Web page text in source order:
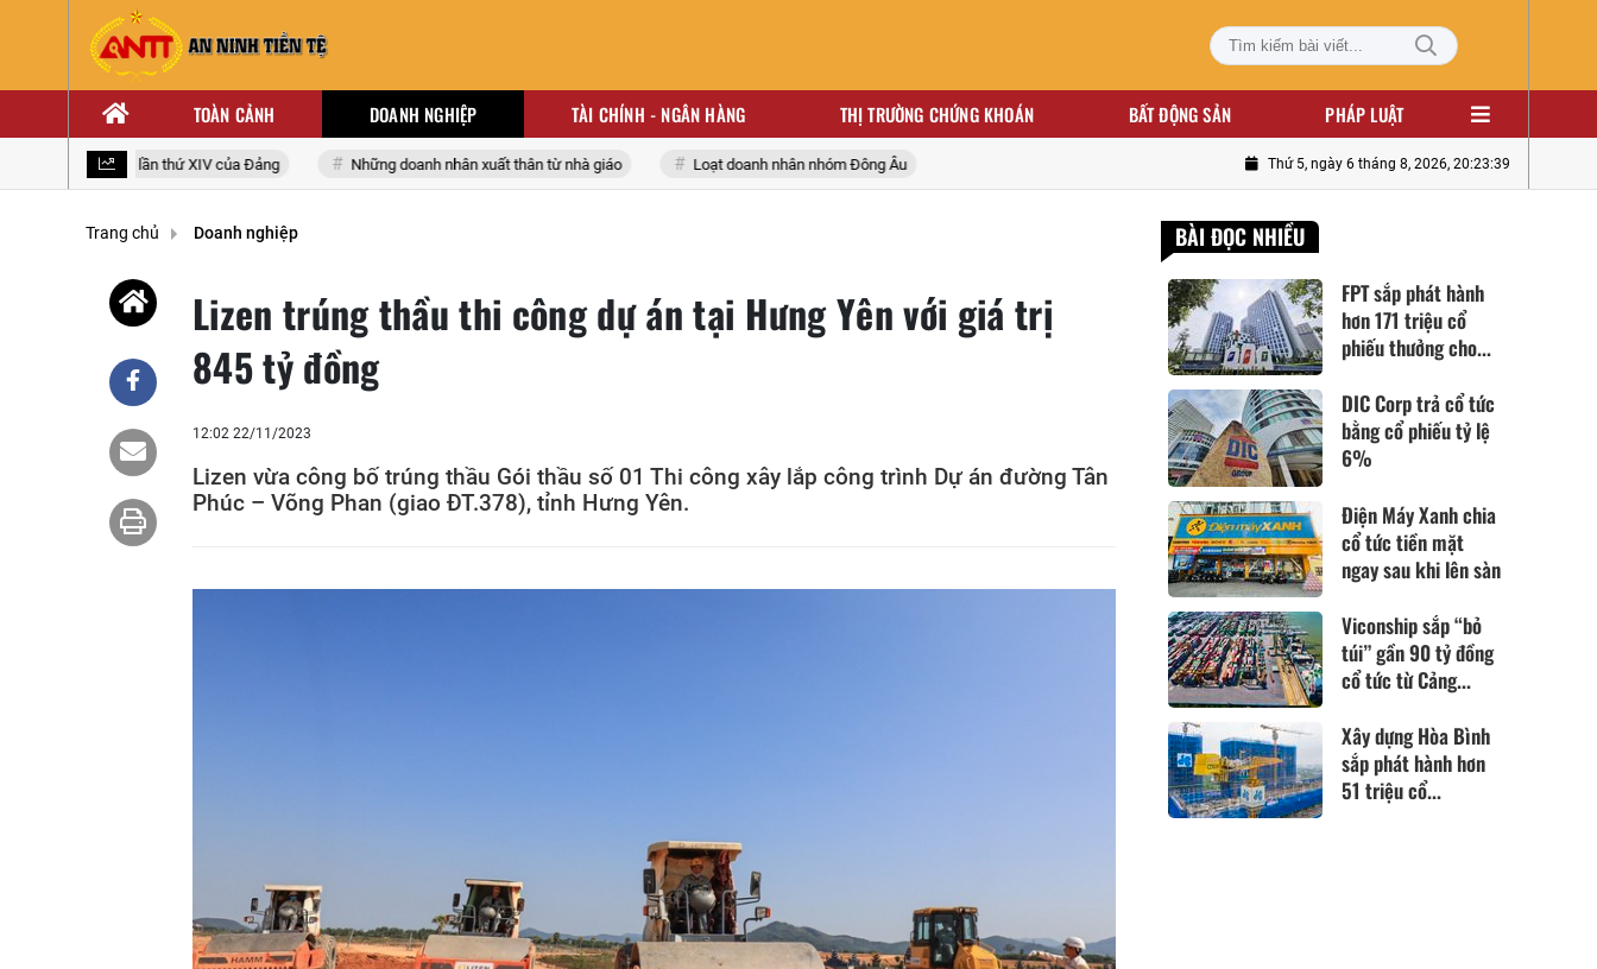
TOÀN CẢNH DOANH NGHIỆP TÀI CHÍNH - NGÂN HÀNG THỊ TRƯỜNG CHỨNG KHOÁN BẤT ĐỘNG SẢN PHÁP LUẬT
toàn quốc lần thứ XIV của Đảng Những doanh nhân xuất thân từ nhà giáo Loạt doanh nhân nhóm Đông Âu Thứ 5, ngày 6 tháng 8, 2026, 20:23:40
Trang chủ Doanh nghiệp
Lizen trúng thầu thi công dự án tại Hưng Yên với giá trị
845 tỷ đồng
12:02 22/11/2023
Lizen vừa công bố trúng thầu Gói thầu số 01 Thi công xây lắp công trình Dự án đường Tân
Phúc – Võng Phan (giao ĐT.378), tỉnh Hưng Yên.
BÀI ĐỌC NHIỀU
FPT sắp phát hành
hơn 171 triệu cổ
phiếu thưởng cho...
DIC Corp trả cổ tức
bằng cổ phiếu tỷ lệ
6%
Điện Máy Xanh chia
cổ tức tiền mặt
ngay sau khi lên sàn
Viconship sắp “bỏ
túi” gần 90 tỷ đồng
cổ tức từ Cảng...
Xây dựng Hòa Bình
sắp phát hành hơn
51 triệu cổ...